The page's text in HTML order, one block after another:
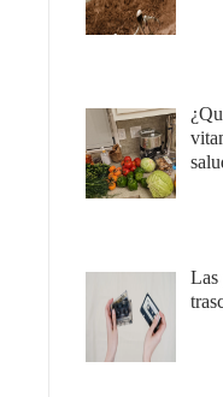
Las